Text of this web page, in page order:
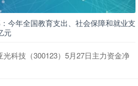
今年全国教育支出、社会保障和就业支
元
科技（300123）5月27日主力资金净